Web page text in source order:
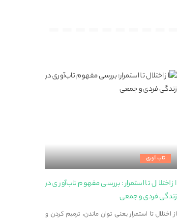
تاب آوری
از اختلال تا استمرار: بررسی مفهوم تاب‌آوری در
زندگی فردی و جمعی
از اختلال تا استمرار یعنی توان ماندن، ترمیم کردن و